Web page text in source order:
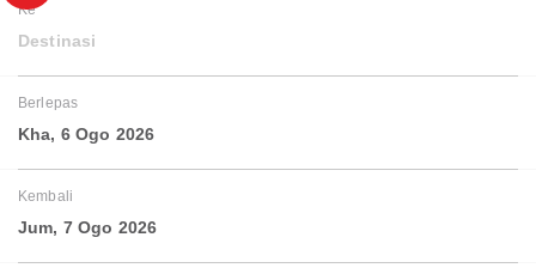
Ke
Destinasi
Berlepas
Kha, 6 Ogo 2026
Kembali
Jum, 7 Ogo 2026